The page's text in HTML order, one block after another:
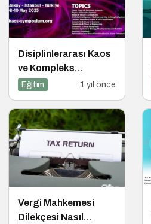
Disiplinlerarası Kaos
ve Kompleks
Sistemler
Geri Sayım!
Eğitim 1 yıl önce
Vergi Mahkemesi
Dilekçesi Nasıl